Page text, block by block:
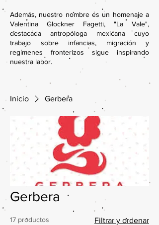
Además, nuestro nombre es un homenaje a
Valentina Glockner Fagetti, "La Vale",
destacada antropóloga mexicana cuyo
trabajo sobre infancias, migración y
regímenes fronterizos sigue inspirando
nuestra labor.
Inicio Gerbera
Gerbera
17 productos Filtrar y ordenar